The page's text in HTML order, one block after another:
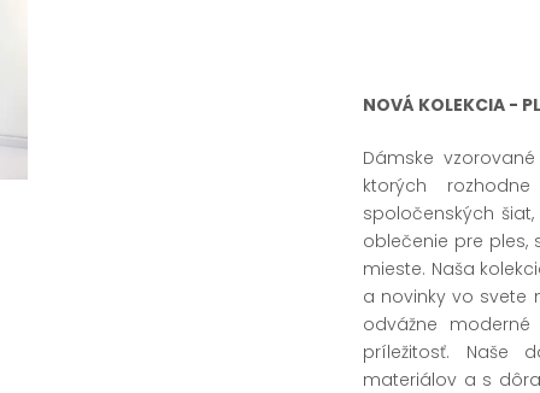
NOVÁ KOLEKCIA -
Dámske
ktorých
spoločenských
oblečenie pre
mieste. Naša
a novinky vo svete
odvážne
príležitosť. Naše
materiálov a s